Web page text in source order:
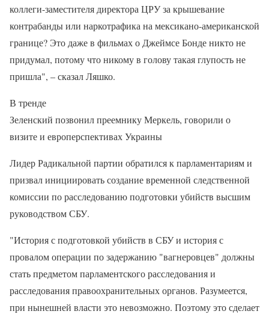
коллеги-заместителя директора ЦРУ за крышевание
контрабанды или наркотрафика на мексикано-американской
границе? Это даже в фильмах о Джеймсе Бонде никто не
придумал, потому что никому в голову такая глупость не
пришла", – сказал Ляшко.
В тренде
Зеленский позвонил преемнику Меркель, говорили о
визите и европерспективах Украины
Лидер Радикальной партии обратился к парламентариям и
призвал инициировать создание временной следственной
комиссии по расследованию подготовки убийств высшим
руководством СБУ.
"История с подготовкой убийств в СБУ и история с
провалом операции по задержанию "вагнеровцев" должны
стать предметом парламентского расследования и
расследования правоохранительных органов. Разумеется,
при нынешней власти это невозможно. Поэтому это сделает